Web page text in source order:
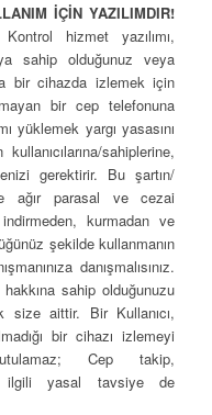
İÇİN YAZILIMDIR!
hizmet yazılımı,
sahip olduğunuz veya
bir cihazda izlemek için
bir cep telefonuna
yüklemek yargı yasasını
sahiplerine,
gerektirir. Bu şartın/
ağır parasal ve cezai
indirmeden, kurmadan ve
şekilde kullanmanın
danışmalısınız.
hakkına sahip olduğunuzu
size aittir. Bir Kullanıcı,
bir cihazı izlemeyi
Cep takip,
ilgili yasal tavsiye de